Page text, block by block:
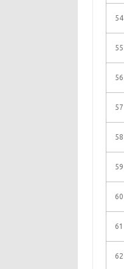
54
55
56
57
58
59
60
61
62